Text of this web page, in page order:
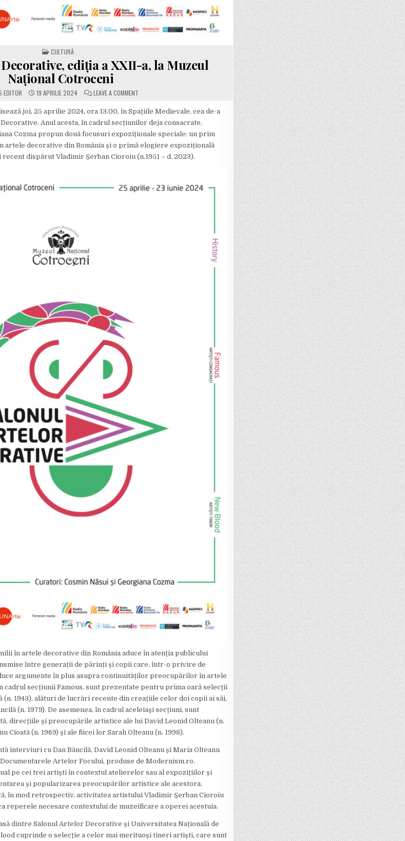
POSTED IN
CULTURĂ
ediția a XXII-a, la Muzeul
Național Cotroceni
EDITOR 19 APRILIE 2024 LEAVE A COMMENT ON SALONUL ARTELOR DECORATIVE, EDIȚIA A XXII-A, LA MUZEUL NAȚIONAL COTROCENI
joi, 25 aprilie 2024, ora 13.00, în Spațiile Medievale, cea de-a
Anul acesta, în cadrul secțiunilor deja consacrate,
Cozma propun două focusuri expoziționale speciale: un prim
artele decorative din România și o primă elogiere expozițională
dispărut Vladimir Șerban Cioroiu (n.1951 – d. 2023).
în artele decorative din România aduce în atenția publicului
între generații de părinți și copii care, într-o privire de
argumente în plus asupra continuităților preocupărilor în artele
cadrul secțiunii Famous, sunt prezentate pentru prima oară selecții
(n. 1943), alături de lucrări recente din creațiile celor doi copii ai săi,
(n. 1979). De asemenea, în cadrul aceleiași secțiuni, sunt
direcțiile și preocupările artistice ale lui David Leonid Olteanu (n.
Cioată (n. 1969) și ale fiicei lor Sarah Olteanu (n. 1998).
interviuri cu Dan Băncilă, David Leonid Olteanu și Maria Olteanu
Artelor Focului, produse de Modernism.ro.
pe cei trei artiști în contextul atelierelor sau al expozițiilor și
și popularizarea preocupărilor artistice ale acestora.
în mod retrospectiv, activitatea artistului Vladimir Șerban Cioroiu
reperele necesare contextului de muzeificare a operei acestuia.
dintre Salonul Artelor Decorative și Universitatea Națională de
cuprinde o selecție a celor mai merituoși tineri artiști, care sunt